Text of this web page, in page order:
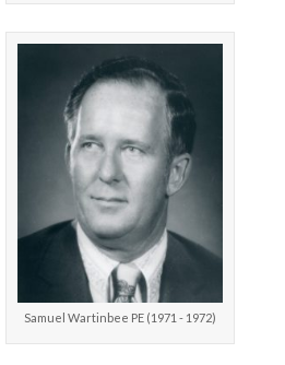
Samuel Wartinbee PE (1971 - 1972)